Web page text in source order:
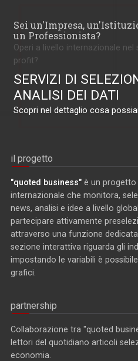
Sei un'Impresa,
un Professionista?
Operi a livello internazionale
profit?
SERVIZI DI
ANALISI DEI DATI
Scopri nel dettaglio cosa
il progetto
"quoted business" è un
internazionale che monitora,
news, analisi e idee a livello
partecipare attivamente
attraverso una funzione dedicata
sezione interattiva riguarda gli
impostando le variabili è
grafici.
partnership
Collaborazione tra "quoted
lettori del quotidiano articoli
economia.